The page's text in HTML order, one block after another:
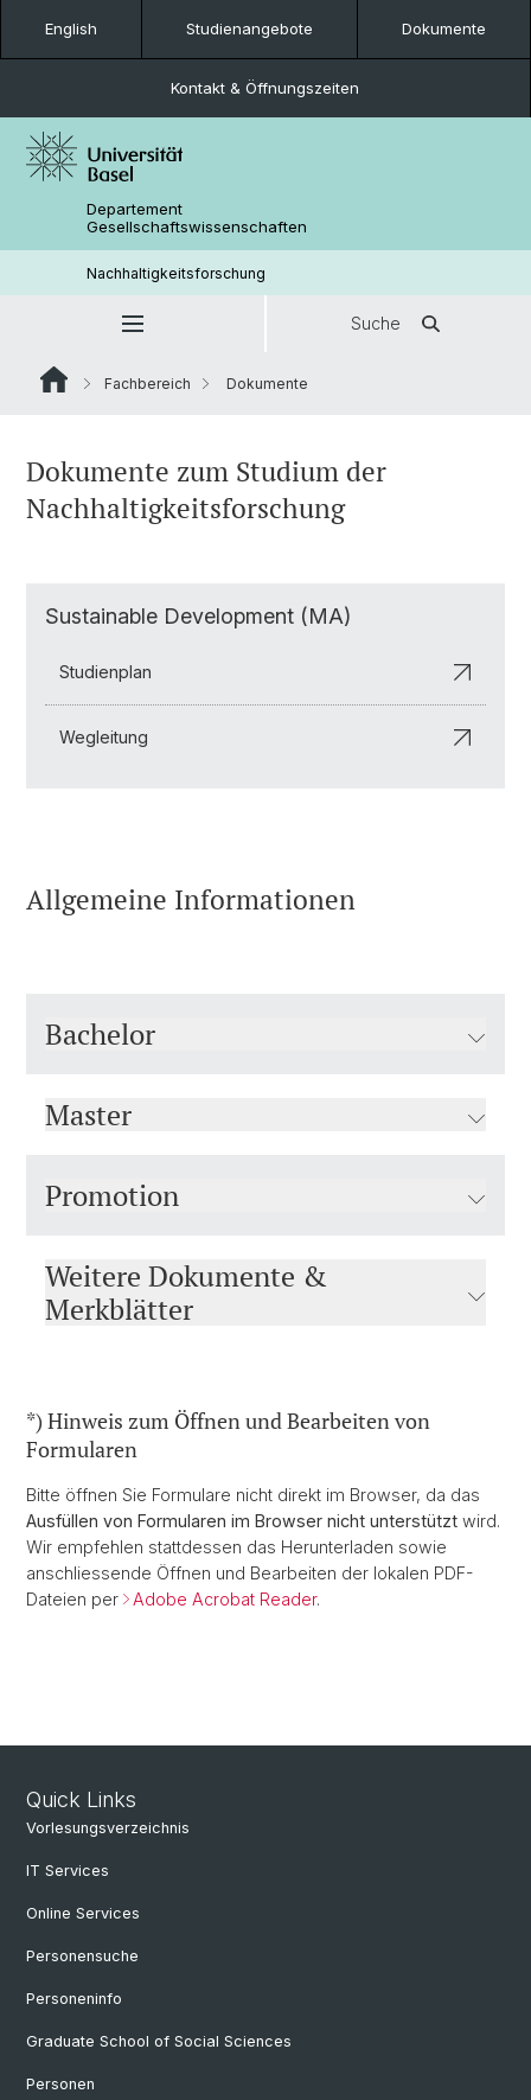
English Studienangebote Dokumente
Kontakt & Öffnungszeiten
Departement
Gesellschaftswissenschaften
Nachhaltigkeitsforschung
Suche
Fachbereich Dokumente
Dokumente zum Studium der
Nachhaltigkeitsforschung
Sustainable Development (MA)
Studienplan
Wegleitung
Allgemeine Informationen
Bachelor
Master
Promotion
Weitere Dokumente &
Merkblätter
*) Hinweis zum Öffnen und Bearbeiten von
Formularen
Bitte öffnen Sie Formulare nicht direkt im Browser, da das
Ausfüllen von Formularen im Browser nicht unterstützt wird.
Wir empfehlen stattdessen das Herunterladen sowie
anschliessende Öffnen und Bearbeiten der lokalen PDF-
Dateien per
Adobe Acrobat Reader.
Quick Links
Vorlesungsverzeichnis
IT Services
Online Services
Personensuche
Personeninfo
Graduate School of Social Sciences
Personen